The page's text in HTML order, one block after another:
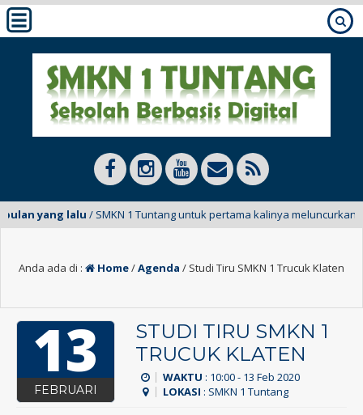
yang lalu/ SMKN 1 Tuntang untuk pertama kalinya meluncurkan
Anda ada di : Home/Agenda / Studi Tiru SMKN 1 Trucuk Klaten
13
FEBRUARI
STUDI TIRU SMKN 1
TRUCUK KLATEN
WAKTU : 10:00 - 13 Feb 2020
LOKASI : SMKN 1 Tuntang